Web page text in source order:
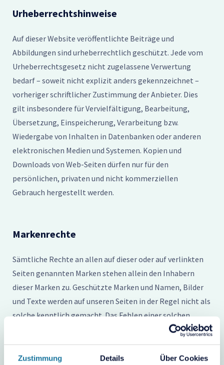
Zustimmung Details Über Cookies
Urheberrechtshinweise
Auf dieser Website veröffentlichte Beiträge und
Abbildungen sind urheberrechtlich geschützt. Jede vom
Urheberrechtsgesetz nicht zugelassene Verwertung
bedarf – soweit nicht explizit anders gekennzeichnet –
vorheriger schriftlicher Zustimmung der Anbieter. Dies
gilt insbesondere für Vervielfältigung, Bearbeitung,
Übersetzung, Einspeicherung, Verarbeitung bzw.
Wiedergabe von Inhalten in Datenbanken oder anderen
elektronischen Medien und Systemen. Kopien und
Downloads von Web-Seiten dürfen nur für den
persönlichen, privaten und nicht kommerziellen
Gebrauch hergestellt werden.
Markenrechte
Sämtliche Rechte an allen auf dieser oder auf verlinkten
Seiten genannten Marken stehen allein den Inhabern
dieser Marken zu. Geschützte Marken und Namen, Bilder
und Texte werden auf unseren Seiten in der Regel nicht als
solche kenntlich gemacht. Das Fehlen einer solchen
Kennzeichnung bedeutet jedoch nicht, dass es sich um
einen freien Namen, ein freies Bild oder einen freien Text
im Sinne des Markenzeichenrechts handelt.